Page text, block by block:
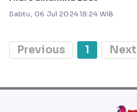
Sabtu, 06 Jul 2024 18:24 WIB
Previous 1 Next